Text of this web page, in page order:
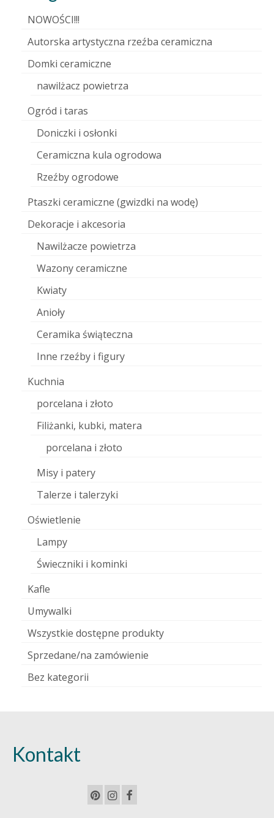
NOWOŚCI!!!
Autorska artystyczna rzeźba ceramiczna
Domki ceramiczne
nawilżacz powietrza
Ogród i taras
Doniczki i osłonki
Ceramiczna kula ogrodowa
Rzeźby ogrodowe
Ptaszki ceramiczne (gwizdki na wodę)
Dekoracje i akcesoria
Nawilżacze powietrza
Wazony ceramiczne
Kwiaty
Anioły
Ceramika świąteczna
Inne rzeźby i figury
Kuchnia
porcelana i złoto
Filiżanki, kubki, matera
porcelana i złoto
Misy i patery
Talerze i talerzyki
Oświetlenie
Lampy
Świeczniki i kominki
Kafle
Umywalki
Wszystkie dostępne produkty
Sprzedane/na zamówienie
Bez kategorii
Kontakt